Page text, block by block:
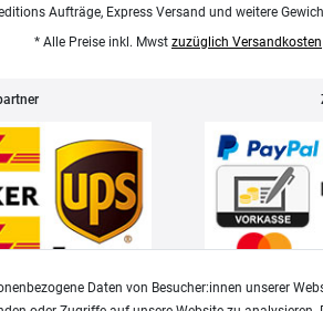
Aufträge, Express Versand und weitere
* Alle Preise inkl. Mwst zuzüglich Versandkosten
Daten von Besucher:innen unserer